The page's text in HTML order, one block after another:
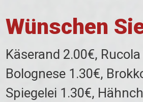
Wünschen
Käserand 2.00€,
Bolognese 1.30€,
Spiegelei 1.30€,